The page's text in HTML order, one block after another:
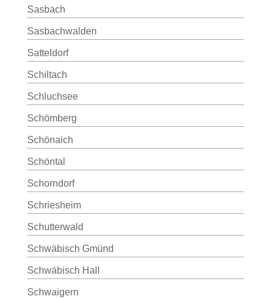
Sasbach
Sasbachwalden
Satteldorf
Schiltach
Schluchsee
Schömberg
Schönaich
Schöntal
Schorndorf
Schriesheim
Schutterwald
Schwäbisch Gmünd
Schwäbisch Hall
Schwaigern